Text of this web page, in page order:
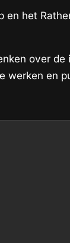
en het
over de
werken en